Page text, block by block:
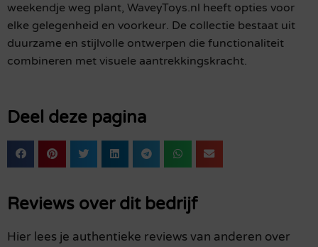
weekendje weg plant, WaveyToys.nl heeft opties voor
elke gelegenheid en voorkeur. De collectie bestaat uit
duurzame en stijlvolle ontwerpen die functionaliteit
combineren met visuele aantrekkingskracht.
Deel deze pagina
Reviews over dit bedrijf
Hier lees je authentieke reviews van anderen over